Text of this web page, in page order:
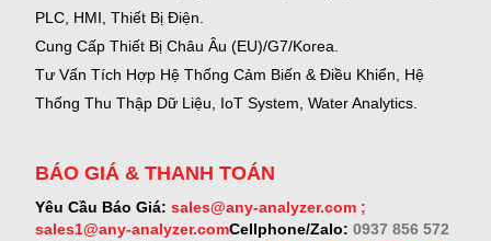
PLC, HMI, Thiết Bị Điện.
Cung Cấp Thiết Bị Châu Âu (EU)/G7/Korea.
Tư Vấn Tích Hợp Hệ Thống Cảm Biến & Điều Khiển, Hệ
Thống Thu Thập Dữ Liệu, IoT System, Water Analytics.
BÁO GIÁ & THANH TOÁN
Yêu Cầu Báo Giá: sales@any-analyzer.com ;
sales1@any-analyzer.comCellphone/Zalo: 0937 856 572